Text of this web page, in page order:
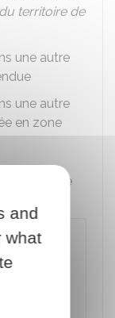
territoire de
une autre
une autre
en zone
en zone
:
en
et
and
what